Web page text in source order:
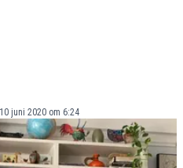
juni 2020 om 6:24